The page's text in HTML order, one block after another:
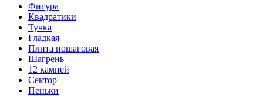
Фигура
Квадратики
Тучка
Гладкая
Плита пошаговая
Шагрень
12 камней
Сектор
Пеньки